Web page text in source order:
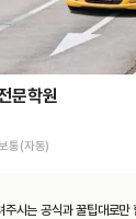
문학원
통(자동)
주시는 공식과 꿀팁대로